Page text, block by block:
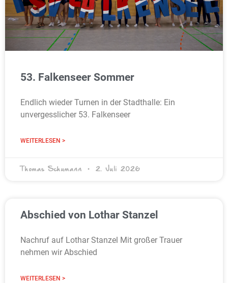
53. Falkenseer Sommer
Endlich wieder Turnen in der Stadthalle: Ein
unvergesslicher 53. Falkenseer
WEITERLESEN >
Thomas Schumann 2. Juli 2026
Abschied von Lothar Stanzel
Nachruf auf Lothar Stanzel Mit großer Trauer
nehmen wir Abschied
WEITERLESEN >